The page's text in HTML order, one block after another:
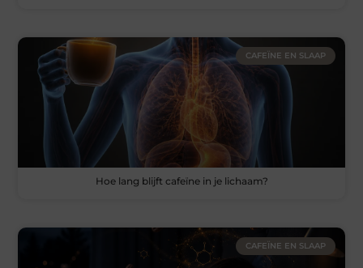
CAFEÏNE EN SLAAP
Hoe lang blijft cafeïne in je lichaam?
CAFEÏNE EN SLAAP